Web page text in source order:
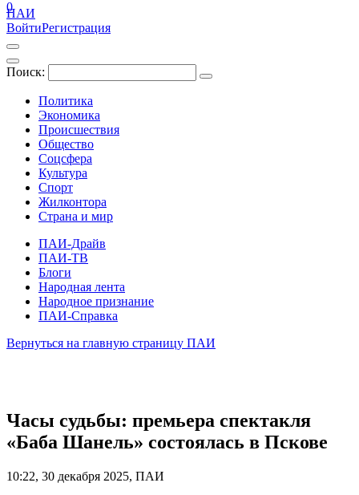
ПАИ
ВойтиРегистрация
Поиск:
Политика
Экономика
Происшествия
Общество
Соцсфера
Культура
Спорт
Жилконтора
Страна и мир
ПАИ-Драйв
ПАИ-ТВ
Блоги
Народная лента
Народное признание
ПАИ-Справка
0
Вернуться на главную страницу ПАИ
Часы судьбы: премьера спектакля
«Баба Шанель» состоялась в Пскове
10:22, 30 декабря 2025, ПАИ